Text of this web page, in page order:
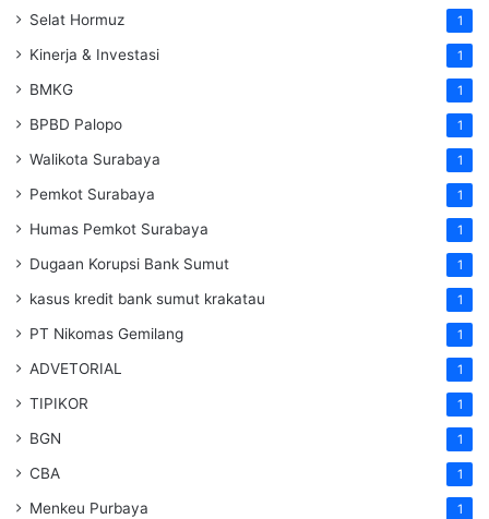
Selat Hormuz 1
Kinerja & Investasi 1
BMKG 1
BPBD Palopo 1
Walikota Surabaya 1
Pemkot Surabaya 1
Humas Pemkot Surabaya 1
Dugaan Korupsi Bank Sumut 1
kasus kredit bank sumut krakatau 1
PT Nikomas Gemilang 1
ADVETORIAL 1
TIPIKOR 1
BGN 1
CBA 1
Menkeu Purbaya 1